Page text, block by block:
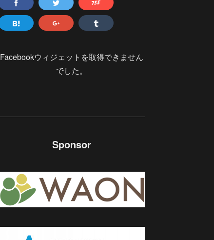
Facebookウィジェットを取得できません
でした。
Sponsor